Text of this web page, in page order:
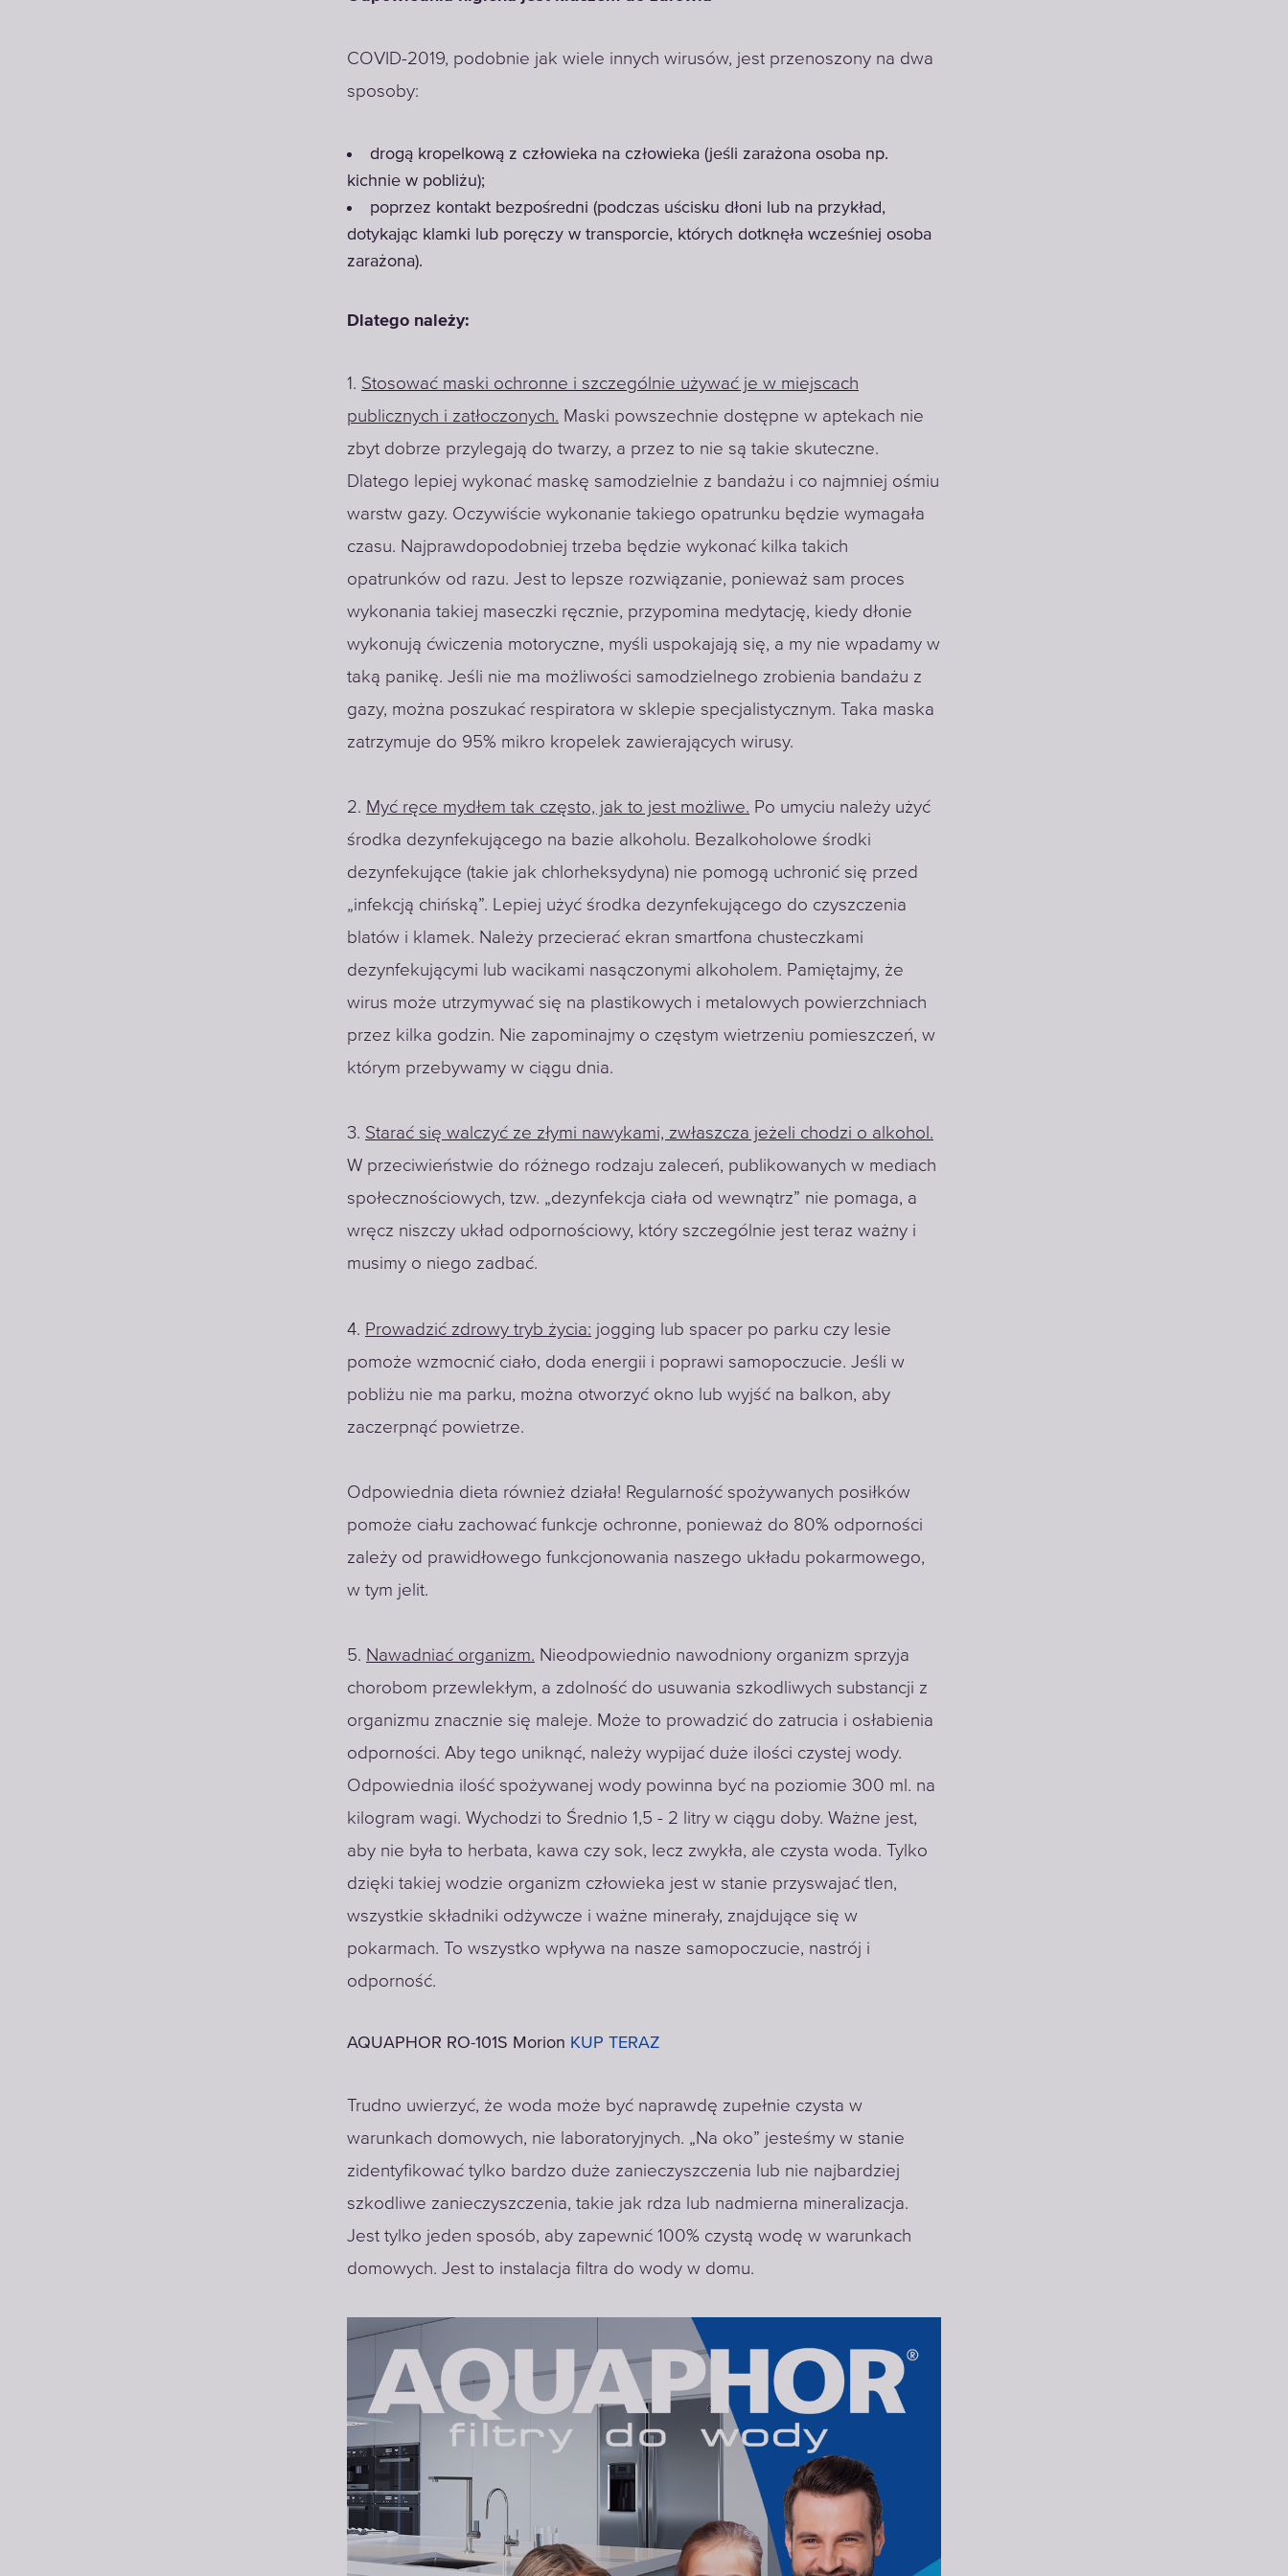
COVID-2019, podobnie jak wiele innych wirusów, jest przenoszony na dwa
sposoby:
drogą kropelkową z człowieka na człowieka (jeśli zarażona osoba np.
kichnie w pobliżu);
poprzez kontakt bezpośredni (podczas uścisku dłoni lub na przykład,
dotykając klamki lub poręczy w transporcie, których dotknęła wcześniej osoba
zarażona).
Dlatego należy:
1. Stosować maski ochronne i szczególnie używać je w miejscach
publicznych i zatłoczonych. Maski powszechnie dostępne w aptekach nie
zbyt dobrze przylegają do twarzy, a przez to nie są takie skuteczne.
Dlatego lepiej wykonać maskę samodzielnie z bandażu i co najmniej ośmiu
warstw gazy. Oczywiście wykonanie takiego opatrunku będzie wymagała
czasu. Najprawdopodobniej trzeba będzie wykonać kilka takich
opatrunków od razu. Jest to lepsze rozwiązanie, ponieważ sam proces
wykonania takiej maseczki ręcznie, przypomina medytację, kiedy dłonie
wykonują ćwiczenia motoryczne, myśli uspokajają się, a my nie wpadamy w
taką panikę. Jeśli nie ma możliwości samodzielnego zrobienia bandażu z
gazy, można poszukać respiratora w sklepie specjalistycznym. Taka maska
zatrzymuje do 95% mikro kropelek zawierających wirusy.
2. Myć ręce mydłem tak często, jak to jest możliwe. Po umyciu należy użyć
środka dezynfekującego na bazie alkoholu. Bezalkoholowe środki
dezynfekujące (takie jak chlorheksydyna) nie pomogą uchronić się przed
„infekcją chińską”. Lepiej użyć środka dezynfekującego do czyszczenia
blatów i klamek. Należy przecierać ekran smartfona chusteczkami
dezynfekującymi lub wacikami nasączonymi alkoholem. Pamiętajmy, że
wirus może utrzymywać się na plastikowych i metalowych powierzchniach
przez kilka godzin. Nie zapominajmy o częstym wietrzeniu pomieszczeń, w
którym przebywamy w ciągu dnia.
3. Starać się walczyć ze złymi nawykami, zwłaszcza jeżeli chodzi o alkohol.
W przeciwieństwie do różnego rodzaju zaleceń, publikowanych w mediach
społecznościowych, tzw. „dezynfekcja ciała od wewnątrz” nie pomaga, a
wręcz niszczy układ odpornościowy, który szczególnie jest teraz ważny i
musimy o niego zadbać.
4. Prowadzić zdrowy tryb życia: jogging lub spacer po parku czy lesie
pomoże wzmocnić ciało, doda energii i poprawi samopoczucie. Jeśli w
pobliżu nie ma parku, można otworzyć okno lub wyjść na balkon, aby
zaczerpnąć powietrze.
Odpowiednia dieta również działa! Regularność spożywanych posiłków
pomoże ciału zachować funkcje ochronne, ponieważ do 80% odporności
zależy od prawidłowego funkcjonowania naszego układu pokarmowego,
w tym jelit.
5. Nawadniać organizm. Nieodpowiednio nawodniony organizm sprzyja
chorobom przewlekłym, a zdolność do usuwania szkodliwych substancji z
organizmu znacznie się maleje. Może to prowadzić do zatrucia i osłabienia
odporności. Aby tego uniknąć, należy wypijać duże ilości czystej wody.
Odpowiednia ilość spożywanej wody powinna być na poziomie 300 ml. na
kilogram wagi. Wychodzi to Średnio 1,5 - 2 litry w ciągu doby. Ważne jest,
aby nie była to herbata, kawa czy sok, lecz zwykła, ale czysta woda. Tylko
dzięki takiej wodzie organizm człowieka jest w stanie przyswajać tlen,
wszystkie składniki odżywcze i ważne minerały, znajdujące się w
pokarmach. To wszystko wpływa na nasze samopoczucie, nastrój i
odporność.
AQUAPHOR RO-101S Morion KUP TERAZ
Trudno uwierzyć, że woda może być naprawdę zupełnie czysta w
warunkach domowych, nie laboratoryjnych. „Na oko” jesteśmy w stanie
zidentyfikować tylko bardzo duże zanieczyszczenia lub nie najbardziej
szkodliwe zanieczyszczenia, takie jak rdza lub nadmierna mineralizacja.
Jest tylko jeden sposób, aby zapewnić 100% czystą wodę w warunkach
domowych. Jest to instalacja filtra do wody w domu.